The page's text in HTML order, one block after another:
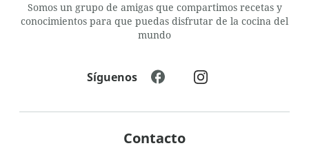
Somos un grupo de amigas que compartimos recetas y
conocimientos para que puedas disfrutar de la cocina del
mundo
Contacto
Síguenos